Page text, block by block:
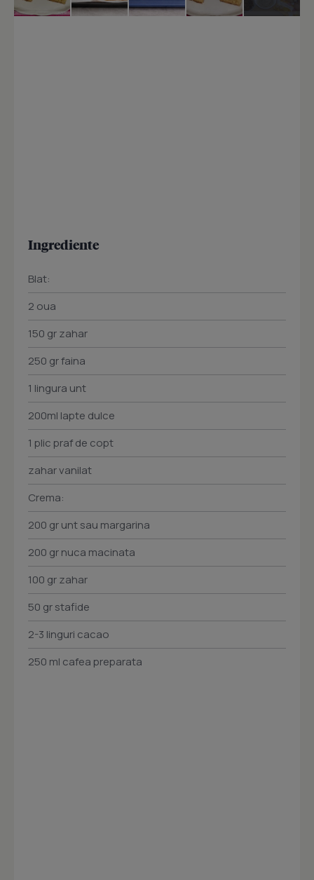
Ingrediente
Blat:
2 oua
150 gr zahar
250 gr faina
1 lingura unt
200ml lapte dulce
1 plic praf de copt
zahar vanilat
Crema:
200 gr unt sau margarina
200 gr nuca macinata
100 gr zahar
50 gr stafide
2-3 linguri cacao
250 ml cafea preparata